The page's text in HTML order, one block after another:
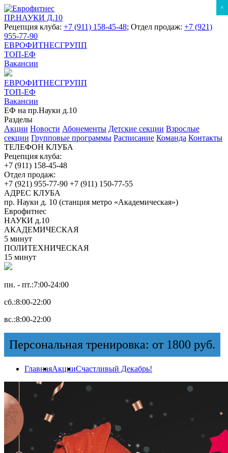
ПР.НАУКИ Д.10
Рецепция клуба: +7 (911) 158-45-48; Отдел продаж: +7 (921)
955-77-90
ЕВРОФИТНЕСГРУПП
ТОП-ЕФ
Вакансии
ЕВРОФИТНЕСГРУПП
ТОП-ЕФ
Вакансии
ЕФ на пр.Науки д.10
Разделы
Акции Новости Абонементы Детские секции Взрослые
секции Групповые программы Расписание Команда Контакты
ТЕЛЕФОН КЛУБА
Рецепция клуба:
+7 (911) 158-45-48
Отдел продаж:
+7 (921) 955-77-90 +7 (911) 150-77-55
АДРЕС КЛУБА
пр. Науки д. 10 (станция метро «Академическая»)
Еврофитнес
НАУКИ д.10
АКАДЕМИЧЕСКАЯ
5 минут
ПОЛИТЕХНИЧЕСКАЯ
15 минут
пн. - пт.:7:00-24:00
сб.:8:00-22:00
вс.:8:00-22:00
Персональная тренировка: от 1800 руб.
ГлавнаяАкцииСчастливый Декабрь!
×